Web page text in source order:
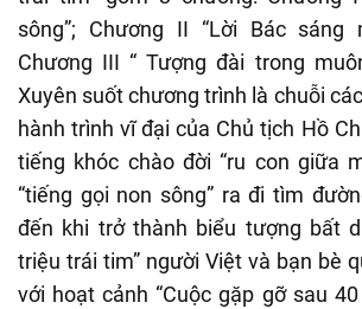
sông”; Chương II “Lời Bác sáng
Chương III “ Tượng đài trong
Xuyên suốt chương trình là chuỗi
hành trình vĩ đại của Chủ tịch Hồ
tiếng khóc chào đời “ru con giữa
“tiếng gọi non sông” ra đi tìm
đến khi trở thành biểu tượng bất
triệu trái tim” người Việt và bạn bè
với hoạt cảnh “Cuộc gặp gỡ sau